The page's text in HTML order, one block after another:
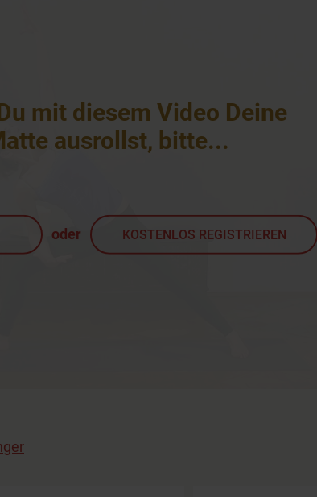
mit diesem Video Deine
ausrollst, bitte...
oder KOSTENLOS REGISTRIEREN